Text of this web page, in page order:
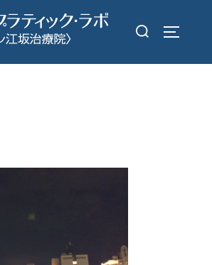
検
対